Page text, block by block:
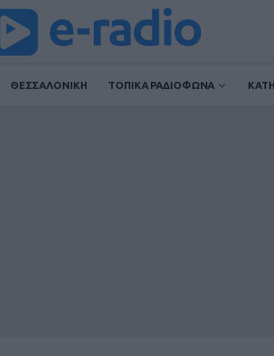
ΘΕΣΣΑΛΟΝΙΚΗ ΤΟΠΙΚΑ ΡΑΔΙΟΦΩΝΑ